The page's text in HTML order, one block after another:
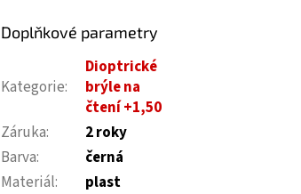
Doplňkové parametry
Kategorie:
Dioptrické
brýle na
čtení +1,50
Záruka:
2 roky
Barva:
černá
Materiál:
plast